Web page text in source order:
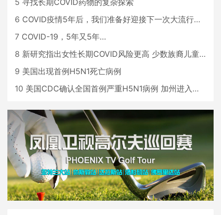
6 COVID疫情5年后，我们准备好迎接下一次大流行了吗？
7 COVID-19，5年又5年…
8 新研究指出女性长期COVID风险更高 少数族裔儿童存在差异
9 美国出现首例H5N1死亡病例
10 美国CDC确认全国首例严重H5N1病例 加州进入紧急状态